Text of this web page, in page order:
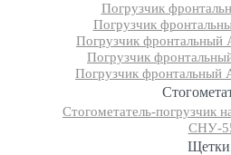
Погрузчик
Погрузчик
Погрузчик фронтальный
Погрузчик
Погрузчик
Стогометатель-погрузчик
СНУ-
Щетки